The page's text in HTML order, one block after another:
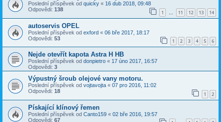
Poslední příspěvek od quicky « 16 dub 2018, 09:48
Odpovědi: 138 1 … 11 12 13 14
autoservis OPEL
Poslední příspěvek od exford « 06 bře 2017, 18:17
Odpovědi: 53 1 2 3 4 5 6
Nejde otevřít kapota Astra H HB
Poslední příspěvek od donpietro « 17 úno 2017, 16:57
Odpovědi: 3
Výpustný šroub olejové vany motoru.
Poslední příspěvek od vojtavojta « 07 pro 2016, 11:02
Odpovědi: 18 1 2
Pískající klínový řemen
Poslední příspěvek od Canto159 « 02 bře 2016, 19:57
Odpovědi: 67